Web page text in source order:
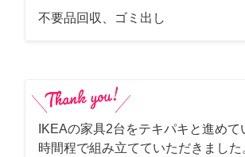
不要品回収、ゴミ出し
IKEAの家具2台をテキパキと進めて
時間程で組み立てていただきまし